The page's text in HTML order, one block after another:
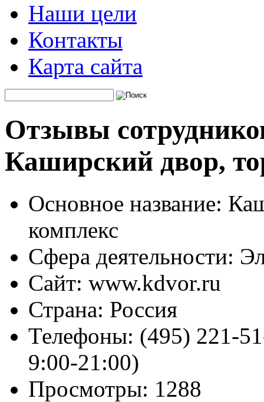
Наши цели
Контакты
Карта сайта
Отзывы
Каширский двор,
Основное название:
комплекс
Сфера деятельности:
Сайт: www.kdvor.ru
Страна: Россия
Телефоны: (495) 221-
9:00-21:00)
Просмотры: 1288